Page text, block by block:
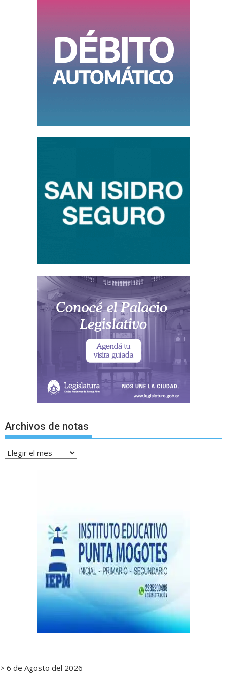
Archivos de notas
Archivos
> 6 de Agosto del 2026